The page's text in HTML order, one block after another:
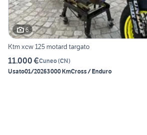
6
Ktm xcw 125 motard targato
11.000 €Cuneo(CN)
Usato01/20263000 KmCross / Enduro